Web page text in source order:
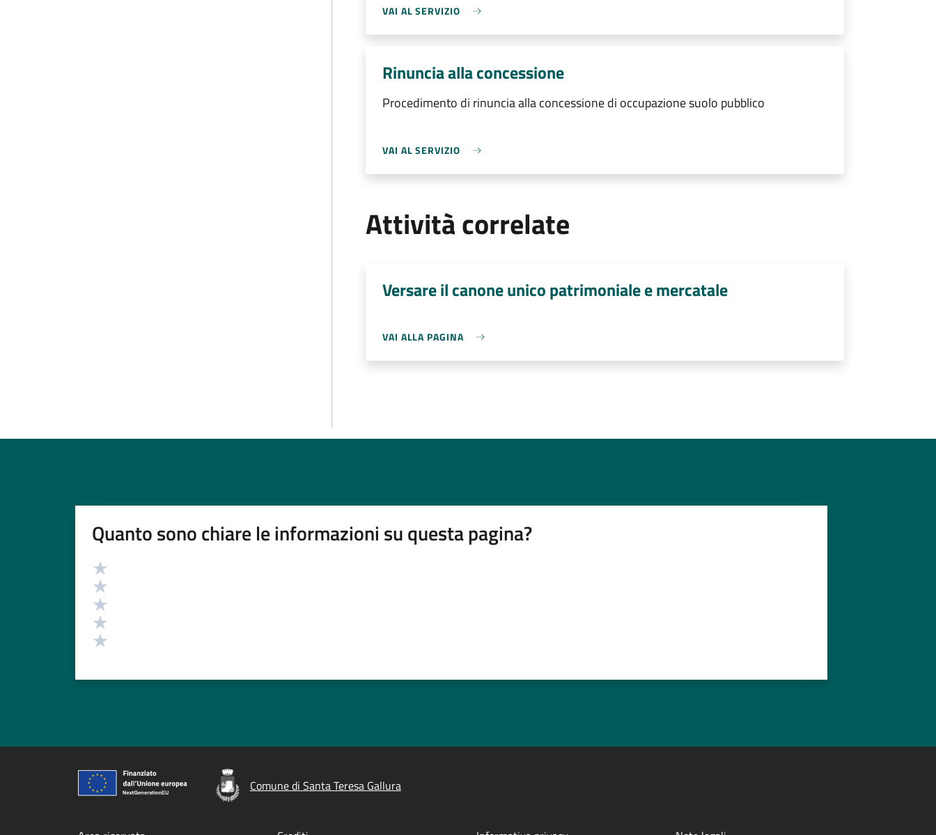
VAI AL SERVIZIO
Rinuncia alla concessione
Procedimento di rinuncia alla concessione di occupazione suolo pubblico
VAI AL SERVIZIO
Attività correlate
Versare il canone unico patrimoniale e mercatale
VAI ALLA PAGINA
Quanto sono chiare le informazioni su questa pagina?
Valutazione
Comune di Santa Teresa Gallura